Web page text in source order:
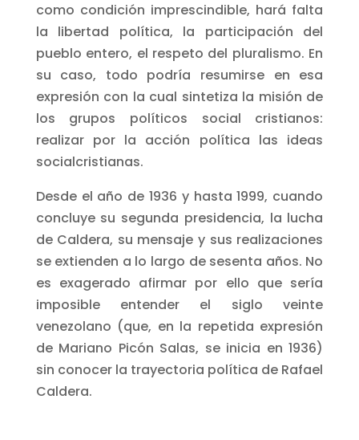
como condición imprescindible, hará falta
la libertad política, la participación del
pueblo entero, el respeto del pluralismo. En
su caso, todo podría resumirse en esa
expresión con la cual sintetiza la misión de
los grupos políticos social cristianos:
realizar por la acción política las ideas
socialcristianas.
Desde el año de 1936 y hasta 1999, cuando
concluye su segunda presidencia, la lucha
de Caldera, su mensaje y sus realizaciones
se extienden a lo largo de sesenta años. No
es exagerado afirmar por ello que sería
imposible entender el siglo veinte
venezolano (que, en la repetida expresión
de Mariano Picón Salas, se inicia en 1936)
sin conocer la trayectoria política de Rafael
Caldera.